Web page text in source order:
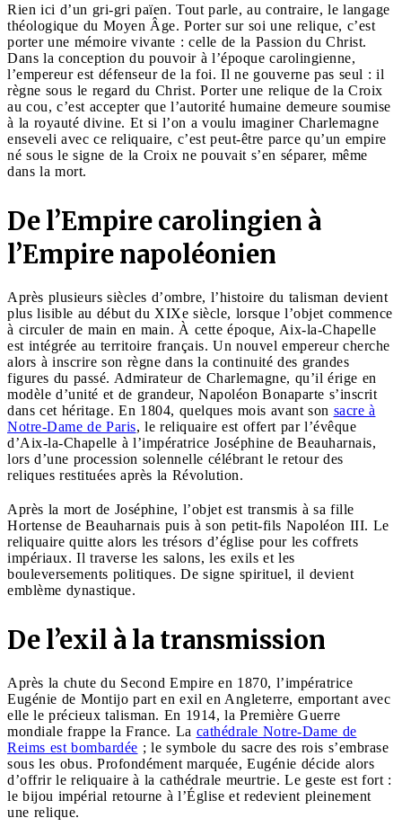
Rien ici d’un gri-gri païen. Tout parle, au contraire, le langage
théologique du Moyen Âge. Porter sur soi une relique, c’est
porter une mémoire vivante : celle de la Passion du Christ.
Dans la conception du pouvoir à l’époque carolingienne,
l’empereur est défenseur de la foi. Il ne gouverne pas seul : il
règne sous le regard du Christ. Porter une relique de la Croix
au cou, c’est accepter que l’autorité humaine demeure soumise
à la royauté divine. Et si l’on a voulu imaginer Charlemagne
enseveli avec ce reliquaire, c’est peut-être parce qu’un empire
né sous le signe de la Croix ne pouvait s’en séparer, même
dans la mort.
De l’Empire carolingien à
l’Empire napoléonien
Après plusieurs siècles d’ombre, l’histoire du talisman devient
plus lisible au début du XIXe siècle, lorsque l’objet commence
à circuler de main en main. À cette époque, Aix-la-Chapelle
est intégrée au territoire français. Un nouvel empereur cherche
alors à inscrire son règne dans la continuité des grandes
figures du passé. Admirateur de Charlemagne, qu’il érige en
modèle d’unité et de grandeur, Napoléon Bonaparte s’inscrit
dans cet héritage. En 1804, quelques mois avant son sacre à
Notre-Dame de Paris, le reliquaire est offert par l’évêque
d’Aix-la-Chapelle à l’impératrice Joséphine de Beauharnais,
lors d’une procession solennelle célébrant le retour des
reliques restituées après la Révolution.
Après la mort de Joséphine, l’objet est transmis à sa fille
Hortense de Beauharnais puis à son petit-fils Napoléon III. Le
reliquaire quitte alors les trésors d’église pour les coffrets
impériaux. Il traverse les salons, les exils et les
bouleversements politiques. De signe spirituel, il devient
emblème dynastique.
De l’exil à la transmission
Après la chute du Second Empire en 1870, l’impératrice
Eugénie de Montijo part en exil en Angleterre, emportant avec
elle le précieux talisman. En 1914, la Première Guerre
mondiale frappe la France. La cathédrale Notre-Dame de
Reims est bombardée ; le symbole du sacre des rois s’embrase
sous les obus. Profondément marquée, Eugénie décide alors
d’offrir le reliquaire à la cathédrale meurtrie. Le geste est fort :
le bijou impérial retourne à l’Église et redevient pleinement
une relique.